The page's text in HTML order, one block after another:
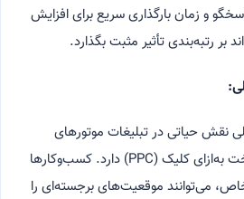
و زمان بارگذاری سریع برای افزایش
بر رتبه‌بندی تأثیر مثبت بگذارد.
نقش حیاتی در تبلیغات موتورهای
جستجو و کمپین‌های پرداخت به‌ازای کلیک (PPC) دارد. کسب‌وکارها
می‌توانند موقعیت‌های برجسته‌ای را